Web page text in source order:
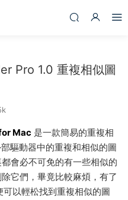
Pro 1.0 重複相似圖
Mac 是一款簡易的重複相
驅動器中的重複和相似的圖
會必不可免的有一些相似的
它們，畢竟比較麻煩，有了
以輕松找到重複相似的圖